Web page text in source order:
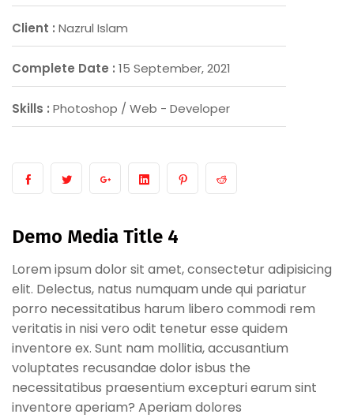
Client : Nazrul Islam
Complete Date : 15 September, 2021
Skills : Photoshop / Web - Developer
Demo Media Title 4
Lorem ipsum dolor sit amet, consectetur adipisicing
elit. Delectus, natus numquam unde qui pariatur
porro necessitatibus harum libero commodi rem
veritatis in nisi vero odit tenetur esse quidem
inventore ex. Sunt nam mollitia, accusantium
voluptates recusandae dolor isbus the
necessitatibus praesentium excepturi earum sint
inventore aperiam? Aperiam dolores